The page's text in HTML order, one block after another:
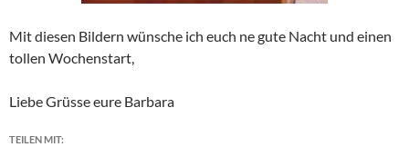
Mit diesen Bildern wünsche ich euch ne gute Nacht und einen
tollen Wochenstart,
Liebe Grüsse eure Barbara
TEILEN MIT: